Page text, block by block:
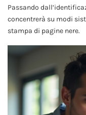
Passando
concentrerà su modi
stampa di pagine nere.